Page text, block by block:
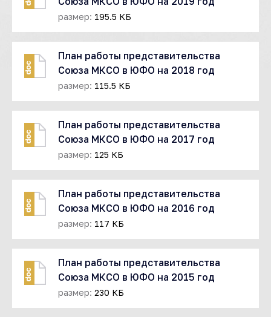
размер: 195.5 КБ
doc
План работы представительства
Союза МКСО в ЮФО на 2018 год
размер: 115.5 КБ
doc
План работы представительства
Союза МКСО в ЮФО на 2017 год
размер: 125 КБ
doc
План работы представительства
Союза МКСО в ЮФО на 2016 год
размер: 117 КБ
doc
План работы представительства
Союза МКСО в ЮФО на 2015 год
размер: 230 КБ